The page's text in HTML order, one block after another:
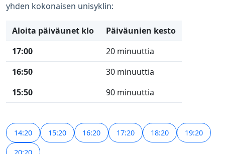
yhden kokonaisen unisyklin:
Aloita päiväunet klo
Päiväunien kesto
17:00
20 minuuttia
16:50
30 minuuttia
15:50
90 minuuttia
14:20 15:20 16:20 17:20 18:20 19:20